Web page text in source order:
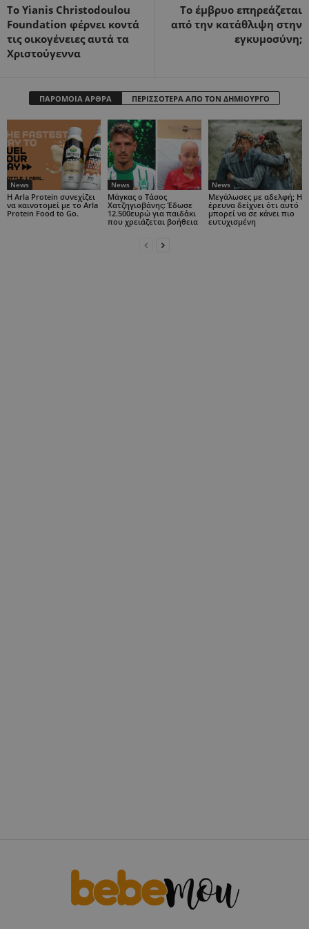
To Yianis Christodoulou
Foundation φέρνει κοντά
τις οικογένειες αυτά τα
Χριστούγεννα
Το έμβρυο επηρεάζεται
από την κατάθλιψη στην
εγκυμοσύνη;
ΠΑΡΟΜΟΙΑ ΑΡΘΡΑ ΠΕΡΙΣΣΟΤΕΡΑ ΑΠΟ ΤΟΝ ΔΗΜΙΟΥΡΓΟ
News
Η Arla Protein συνεχίζει
να καινοτομεί με το Arla
Protein Food to Go.
News
Μάγκας ο Τάσος
Χατζηγιοβάνης: Έδωσε
12.500ευρώ για παιδάκι
που χρειάζεται βοήθεια
News
Μεγάλωσες με αδελφή; Η
έρευνα δείχνει ότι αυτό
μπορεί να σε κάνει πιο
ευτυχισμένη